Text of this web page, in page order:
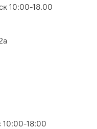
10:00-18.00
10:00-18:00